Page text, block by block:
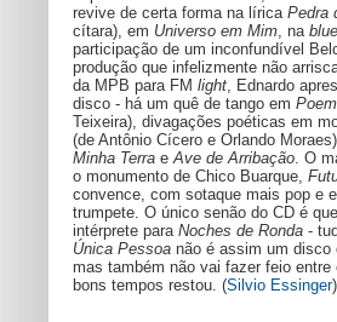
revive de certa forma na lírica Pedra
cítara), em Universo em Mim, na
participação de um inconfundível
produção que infelizmente não
da MPB para FM light, Ednardo
disco - há um quê de tango em
Teixeira), divagações poéticas em
(de Antônio Cícero e Orlando
Minha Terra eAve de Arribação. O
o monumento de Chico Buarque,
convence, com sotaque mais pop e
trumpete. O único senão do CD é
intérprete para Noches de Ronda -
Única Pessoa não é assim um disco
mas também não vai fazer feio
bons tempos restou. (Silvio Essinger)